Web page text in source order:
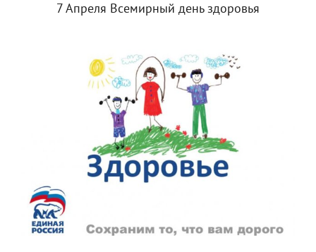
7 Апреля Всемирный день здоровья